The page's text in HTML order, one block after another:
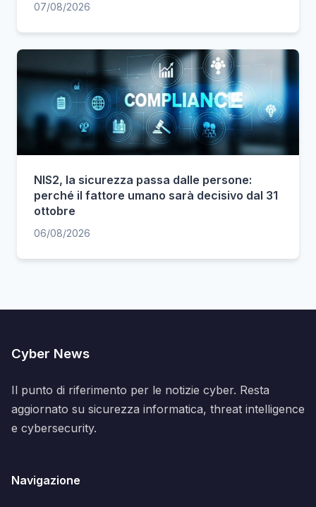
07/08/2026
NIS2, la sicurezza passa dalle persone:
perché il fattore umano sarà decisivo dal 31
ottobre
06/08/2026
Cyber News
Il punto di riferimento per le notizie cyber. Resta
aggiornato su sicurezza informatica, threat intelligence
e cybersecurity.
Navigazione